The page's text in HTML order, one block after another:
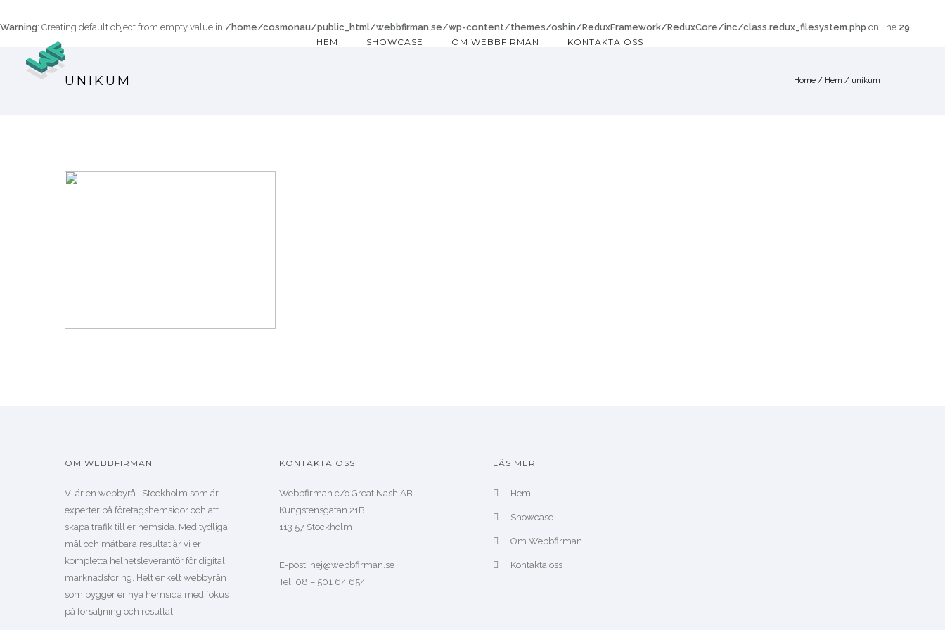
Warning: Creating default object from empty value in /home/cosmonau/public_html/webbfirman.se/wp-content/themes/oshin/ReduxFramework/ReduxCore/inc/class.redux_filesystem.php on line 29
HEM
SHOWCASE OM WEBBFIRMAN KONTAKTA OSS
UNIKUM Home / Hem / unikum
OM WEBBFIRMAN
Vi är en webbyrå i Stockholm som är
experter på företagshemsidor och att
skapa trafik till er hemsida. Med tydliga
mål och mätbara resultat är vi er
kompletta helhetsleverantör för digital
marknadsföring. Helt enkelt webbyrån
som bygger er nya hemsida med fokus
på försäljning och resultat.
KONTAKTA OSS
Webbfirman c/o Great Nash AB
Kungstensgatan 21B
113 57 Stockholm
E-post: hej@webbfirman.se
Tel: 08 – 501 64 654
LÄS MER
Hem
Showcase
Om Webbfirman
Kontakta oss